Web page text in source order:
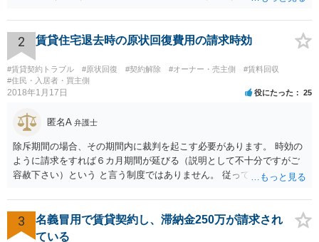
2 賃貸住宅退去時の原状回復費用の請求時効
#賃貸契約トラブル #原状回復 #契約解除 #オーナー・売主側
#賃料回収
#住民・入居者・買主側
2018年1月17日 役にたった 25
匿名A 弁護士
除斥期間の場合、その期間内に裁判を起こす必要があります。 時効の
ように請求をすれば６カ月期間が延びる（説明として不十分ですがご
容赦下さい）という と言う制度ではありません。 従って、理論上は１
3
名義冒用で賃貸契約し、滞納金250万が請求され
ている